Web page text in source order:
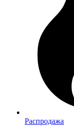
Распродажа